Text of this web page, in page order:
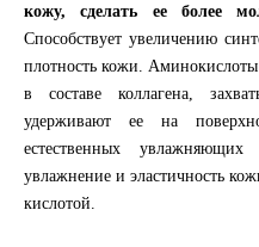
кожу, сделать ее более
Способствует увеличению
плотность кожи.
в составе коллагена,
удерживают ее на
естественных
увлажнение и эластичность
кислотой.